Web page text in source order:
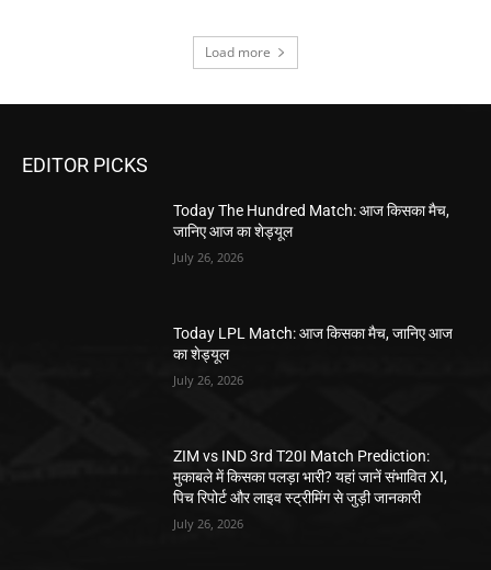
Load more
EDITOR PICKS
Today The Hundred Match: आज किसका मैच,
जानिए आज का शेड्यूल
July 26, 2026
Today LPL Match: आज किसका मैच, जानिए आज
का शेड्यूल
July 26, 2026
ZIM vs IND 3rd T20I Match Prediction:
मुकाबले में किसका पलड़ा भारी? यहां जानें संभावित XI,
पिच रिपोर्ट और लाइव स्ट्रीमिंग से जुड़ी जानकारी
July 26, 2026